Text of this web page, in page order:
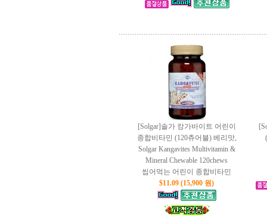
[Solgar]솔가 캉가바이트 어린이
종합비타민 (120츄어블) 베리맛,
Solgar Kangavites Multivitamin &
Mineral Chewable 120chews
씹어먹는 어린이 종합비타민
$11.09 (15,900 원)